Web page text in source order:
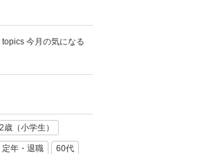
今月の気になる
（小学生）
定年・退職 60代